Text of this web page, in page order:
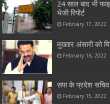
24 साल बाद भी
भेजी रिपोर्ट
February 17, 2022
मुख्तार अंसारी को
February 16, 2022
सपा के प्रदेश सचिव
February 15, 2022